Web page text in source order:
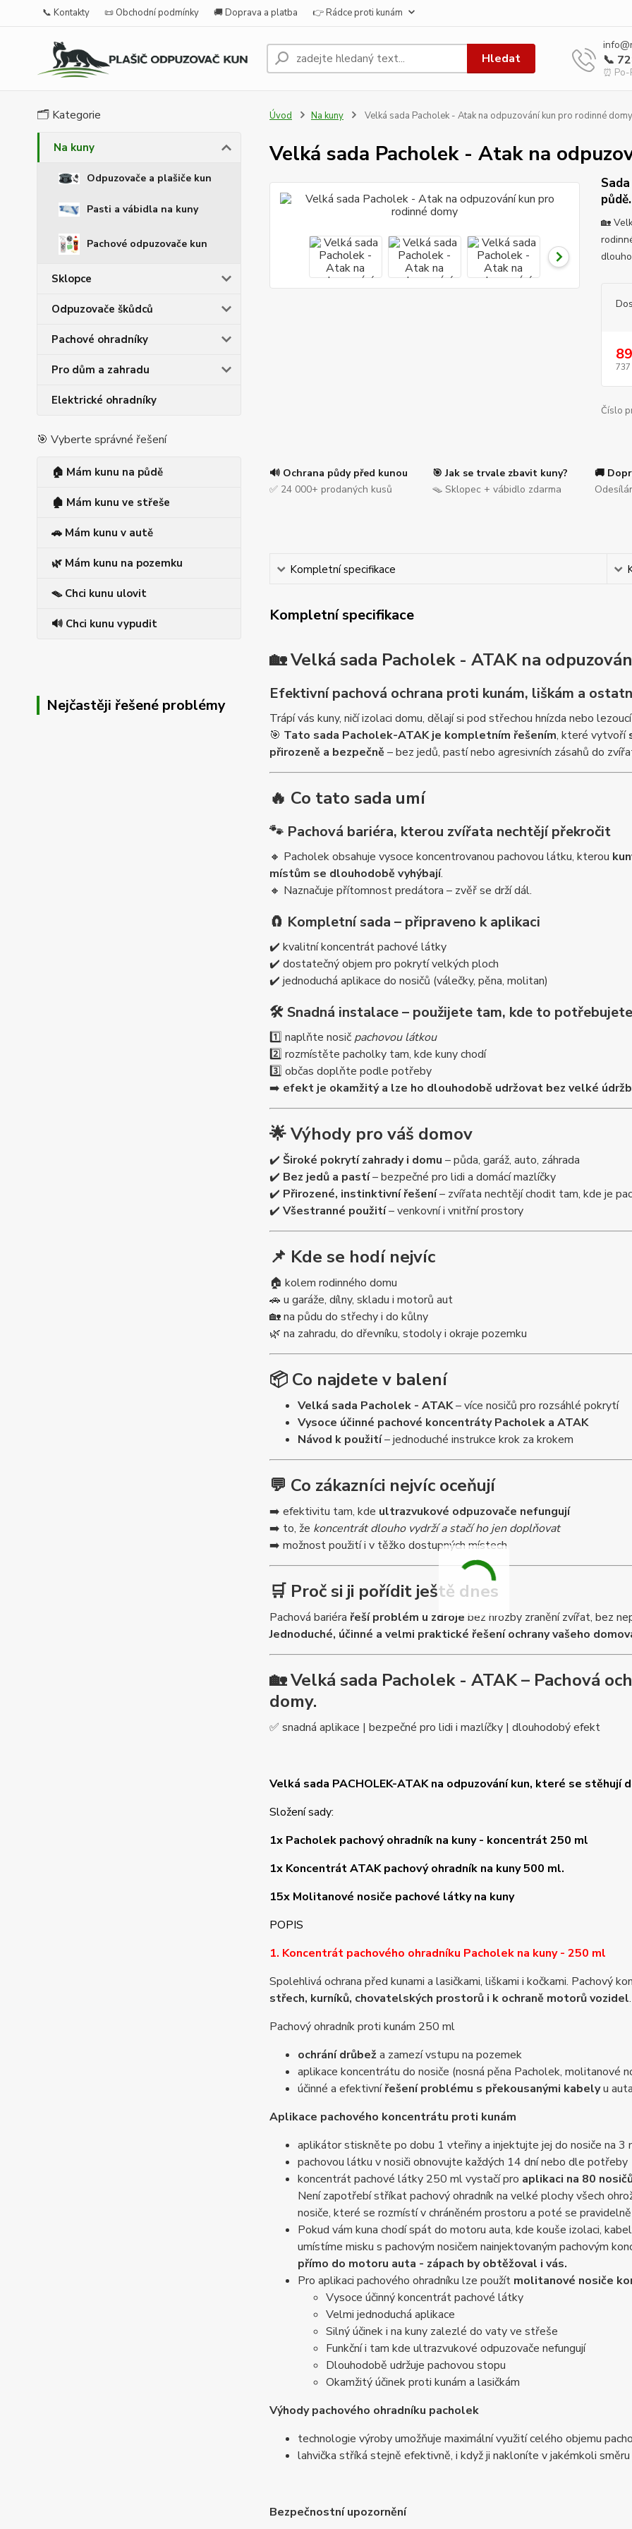
📞 Kontakty 📜 Obchodní podmínky 🚚 Doprava a platba 👉 Rádce proti kunám
Hledat 📞
⏰
🗂️ Kategorie
Na kuny
Odpuzovače a plašiče kun
Pasti a vábidla na kuny
Pachové odpuzovače kun
Sklopce
Odpuzovače škůdců
Pachové ohradníky
Pro dům a zahradu
Elektrické ohradníky
🎯 Vyberte správné řešení
🏠 Mám kunu na půdě
🏚️ Mám kunu ve střeše
🚗 Mám kunu v autě
🌿 Mám kunu na pozemku
🪤 Chci kunu ulovit
🔊 Chci kunu vypudit
Nejčastěji řešené problémy
Úvod Na kuny Velká sada Pacholek - Atak na odpuzování kun pro rodinné domy
Velká sada Pacholek - Atak na
půdě.
🏡
737
Číslo
🔊 Ochrana půdy před kunou
✅ 24 000+ prodaných kusů
🎯 Jak se trvale zbavit kuny?
🪤 Sklopec + vábidlo zdarma
🚚
Kompletní specifikace
Kompletní specifikace
🏡Velká sada Pacholek - ATAK na
Efektivní pachová ochrana proti kunám, liškám a
Trápí vás kuny, ničí izolaci domu, dělají si pod střechou hnízda nebo
🎯 Tato sada Pacholek-ATAK je kompletním řešením, které vytvoří
přirozeně a bezpečně – bez jedů, pastí nebo agresivních zásahů do
🔥 Co tato sada umí
🐾 Pachová bariéra, kterou zvířata nechtějí překročit
🔸 Pacholek obsahuje vysoce koncentrovanou pachovou látku, kterou
místům se dlouhodobě vyhýbají.
🔸 Naznačuje přítomnost predátora – zvěř se drží dál.
🧲 Kompletní sada – připraveno k aplikaci
✔️ kvalitní koncentrát pachové látky
✔️ dostatečný objem pro pokrytí velkých ploch
✔️ jednoduchá aplikace do nosičů (válečky, pěna, molitan)
🛠️ Snadná instalace – použijete tam, kde to potřebujete
1️⃣ naplňte nosič pachovou látkou
2️⃣ rozmístěte pacholky tam, kde kuny chodí
3️⃣ občas doplňte podle potřeby
➡️ efekt je okamžitý a lze ho dlouhodobě udržovat bez velké
🌟Výhody pro váš domov
✔️ Široké pokrytí zahrady i domu – půda, garáž, auto, záhrada
✔️ Bez jedů a pastí– bezpečné pro lidi a domácí mazlíčky
✔️ Přirozené, instinktivní řešení– zvířata nechtějí chodit tam, kde je
✔️ Všestranné použití– venkovní i vnitřní prostory
📌 Kde se hodí nejvíc
🏠 kolem rodinného domu
🚗 u garáže, dílny, skladu i motorů aut
🏡 na půdu do střechy i do kůlny
🌿 na zahradu, do dřevníku, stodoly i okraje pozemku
📦 Co najdete v balení
Velká sada Pacholek - ATAK– více nosičů pro rozsáhlé pokrytí
Vysoce účinné pachové koncentráty Pacholek a ATAK
Návod k použití– jednoduché instrukce krok za krokem
💬 Co zákazníci nejvíc oceňují
➡️ efektivitu tam, kde ultrazvukové odpuzovače nefungují
➡️ to, že koncentrát dlouho vydrží a stačí ho jen doplňovat
➡️ možnost použití i v těžko dostupných místech
🛒 Proč si ji pořídit ještě dnes
Pachová bariéra řeší problém u zdroje bez hrozby zranění zvířat, bez
Jednoduché, účinné a velmi praktické řešení ochrany vašeho
🏡Velká sada Pacholek - ATAK – Pachová
domy.
✅ snadná aplikace | bezpečné pro lidi i mazlíčky | dlouhodobý efekt
Velká sada PACHOLEK-ATAK na odpuzování kun, které se stěhují
Složení sady:
1x Pacholek pachový ohradník na kuny - koncentrát 250 ml
1x Koncentrát ATAK pachový ohradník na kuny 500 ml.
15x Molitanové nosiče pachové látky na kuny
POPIS
1. Koncentrát pachového ohradníku Pacholek na kuny - 250 ml
Spolehlivá ochrana před kunami a lasičkami, liškami i kočkami. Pachový
střech, kurníků, chovatelských prostorů i k ochraně motorů vozidel.
Pachový ohradník proti kunám 250 ml
ochrání drůbeža zamezí vstupu na pozemek
aplikace koncentrátu do nosiče (nosná pěna Pacholek, molitanové
účinné a efektivnířešení problému s překousanými kabelyu auta
Aplikace pachového koncentrátu proti kunám
aplikátor stiskněte po dobu 1 vteřiny a injektujte jej do nosiče na 3
pachovou látku v nosiči obnovujte každých 14 dní nebo dle potřeby
koncentrát pachové látky 250 ml vystačí pro aplikaci na 80
Není zapotřebí stříkat pachový ohradník na velké plochy všech
nosiče, které se rozmístí v chráněném prostoru a poté se
Pokud vám kuna chodí spát do motoru auta, kde kouše izolaci,
umístíme misku s pachovým nosičem nainjektovaným pachovým
přímo do motoru auta - zápach by obtěžoval i vás.
Pro aplikaci pachového ohradníku lze použít molitanové nosiče
Vysoce účinný koncentrát pachové látky
Velmi jednoduchá aplikace
Silný účinek i na kuny zalezlé do vaty ve střeše
Funkční i tam kde ultrazvukové odpuzovače nefungují
Dlouhodobě udržuje pachovou stopu
Okamžitý účinek proti kunám a lasičkám
Výhody pachového ohradníku pacholek
technologie výroby umožňuje maximální využití celého objemu
lahvička stříká stejně efektivně, i když ji nakloníte v jakémkoli směru
Bezpečnostní upozornění